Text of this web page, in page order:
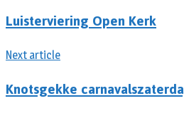
Luisterviering Open Kerk
Next article
Knotsgekke